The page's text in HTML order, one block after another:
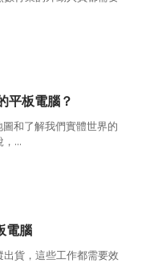
平板電腦？
和了解我們實體世界的
...
電腦
貨，這些工作都需要效